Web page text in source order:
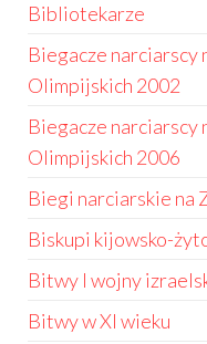
Bibliotekarze
Biegacze narciarscy
Olimpijskich 2002
Biegacze narciarscy
Olimpijskich 2006
Biegi narciarskie na
Biskupi kijowsko-
Bitwy I wojny
Bitwy w XI wieku